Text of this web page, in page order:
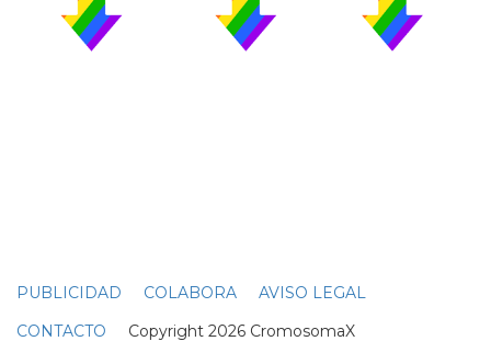
PUBLICIDAD COLABORA
AVISO LEGAL
CONTACTO Copyright 2026 CromosomaX